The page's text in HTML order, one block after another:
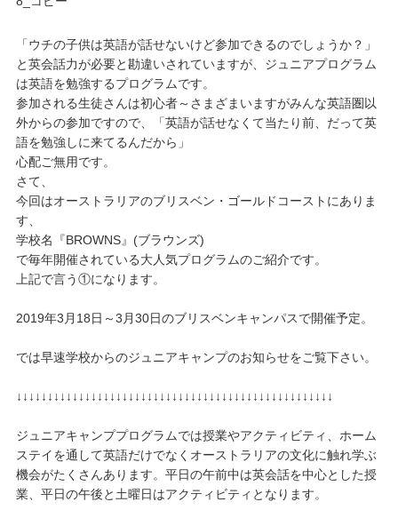
「ウチの子供は英語が話せないけど参加できるのでしょうか？」
と英会話力が必要と勘違いされていますが、ジュニアプログラム
は英語を勉強するプログラムです。
参加される生徒さんは初心者～さまざまいますがみんな英語圏以
外からの参加ですので、「英語が話せなくて当たり前、だって英
語を勉強しに来てるんだから」
心配ご無用です。
さて、
今回はオーストラリアのブリスベン・ゴールドコーストにありま
す、
学校名『BROWNS』(ブラウンズ)
で毎年開催されている大人気プログラムのご紹介です。
上記で言う①になります。
2019年3月18日～3月30日のブリスベンキャンパスで開催予定。
では早速学校からのジュニアキャンプのお知らせをご覧下さい。
↓↓↓↓↓↓↓↓↓↓↓↓↓↓↓↓↓↓↓↓↓↓↓↓↓↓↓↓↓↓↓↓↓↓↓↓↓↓↓↓↓↓↓↓↓↓↓↓↓↓↓
ジュニアキャンププログラムでは授業やアクティビティ、ホーム
ステイを通して英語だけでなくオーストラリアの文化に触れ学ぶ
機会がたくさんあります。平日の午前中は英会話を中心とした授
業、平日の午後と土曜日はアクティビティとなります。